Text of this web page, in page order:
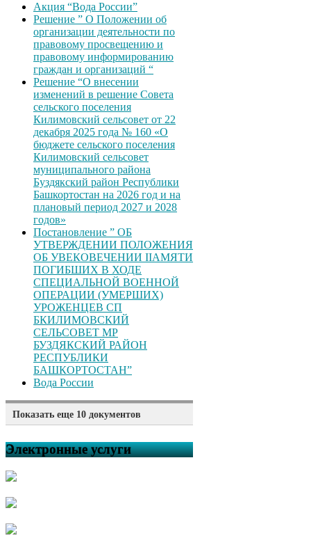
Акция “Вода России”
Решение ” О Положении об
организации деятельности по
правовому просвещению и
правовому информированию
граждан и организаций “
Решение “О внесении
изменений в решение Совета
сельского поселения
Килимовский сельсовет от 22
декабря 2025 года № 160 «О
бюджете сельского поселения
Килимовский сельсовет
муниципального района
Буздякский район Республики
Башкортостан на 2026 год и на
плановый период 2027 и 2028
годов»
Постановление ” ОБ
УТВЕРЖДЕНИИ ПОЛОЖЕНИЯ
ОБ УВЕКОВЕЧЕНИИ ІІАМЯТИ
ПОГИБШИХ В ХОДЕ
СПЕЦИАЛЬНОЙ ВОЕННОЙ
ОПЕРАЦИИ (УМЕРШИХ)
УРОЖЕНЦЕВ CП
БКИЛИМОВСКИЙ
СЕЛЬСОВЕТ МР
БУЗДЯКСКИЙ РАЙОН
РЕСПУБЛИКИ
БАШКОРТОСТАН”
Вода России
Показать еще 10 документов
утверждении номенклатуры
дел администрации сельского
Электронные услуги